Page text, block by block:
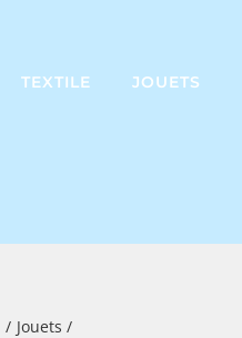
TEXTILE JOUETS
Jouets